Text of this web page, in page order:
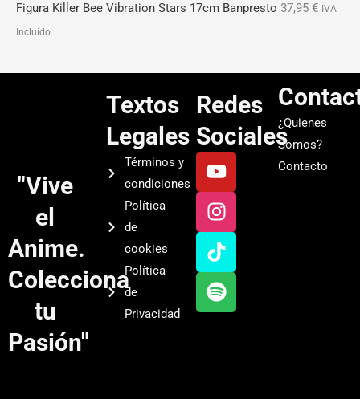
Figura Killer Bee Vibration Stars 17cm Banpresto 37,95 € IVA
Incluído
"Vive
el
Anime.
Colecciona
tu
Pasión"
Textos
Legales
Términos y
condiciones
Política
de
cookies
Política
de
Privacidad
Redes
Sociales
Y
o
u
t
u
b
e
I
n
s
t
a
g
r
a
T
i
k
t
o
k
S
p
o
t
i
f
y
¿Quienes
Somos?
Contacto